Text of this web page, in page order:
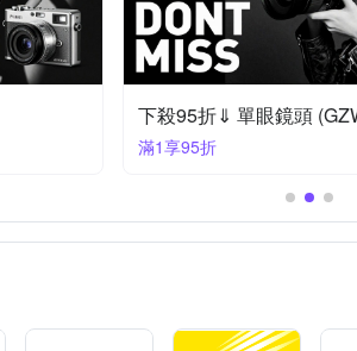
下殺94折⇓ 單眼鏡頭 (ZG)
滿1享94折